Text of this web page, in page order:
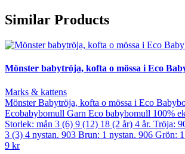
Similar Products
Mönster babytröja, kofta o mössa i Eco
Marks & kattens
Mönster Babytröja, kofta o mössa i Eco
Ecobabybomull Garn Eco babybomull 100%
Storlek: mån 3 (6) 9 (12) 18 (2 år) 4 år. Tröja:
3 (3) 4 nystan. 903 Brun: 1 nystan. 906 Grön:
9 kr